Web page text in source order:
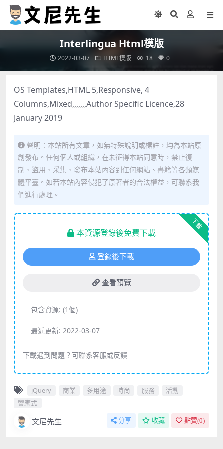
Interlingua Html模版
2022-03-07 HTML模版 18 0
OS Templates,HTML 5,Responsive, 4
Columns,Mixed,,,,,,,Author Specific Licence,28
January 2019
聲明：本站所有文章，如無特殊說明或標註，均為本站原
創發布。任何個人或組織，在未征得本站同意時，禁止復
制、盜用、采集、發布本站內容到任何網站、書籍等各類媒
體平臺。如若本站內容侵犯了原著者的合法權益，可聯系我
們進行處理。
下載
本資源登錄後免費下載
登錄後下載
查看預覽
包含資源: (1個)
最近更新: 2022-03-07
下載遇到問題？可聯系客服或反饋
jQuery 商業 多用途 時尚 服務
活動
響應式
文尼先生 分享 收藏 點贊(0)